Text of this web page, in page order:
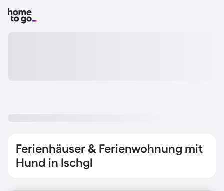
Ferienhäuser & Ferienwohnung mit
Hund in Ischgl